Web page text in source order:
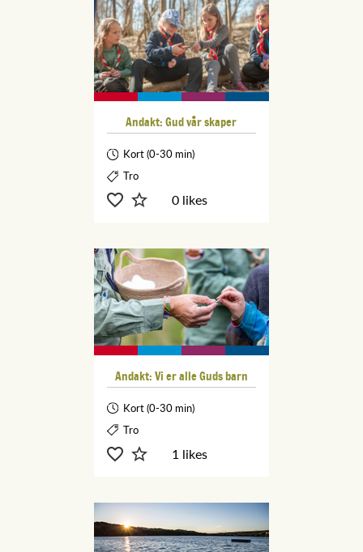
Andakt: Gud vår skaper
Kort (0-30 min)
Tro
0 likes
Andakt: Vi er alle Guds barn
Kort (0-30 min)
Tro
1 likes